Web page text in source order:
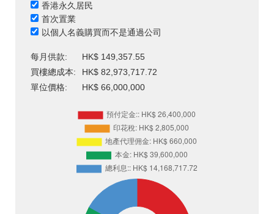
香港永久居民
首次置業
以個人名義購買而不是通過公司
每月供款:
HK$ 149,357.55
買樓總成本:
HK$ 82,973,717.72
單位價格:
HK$ 66,000,000